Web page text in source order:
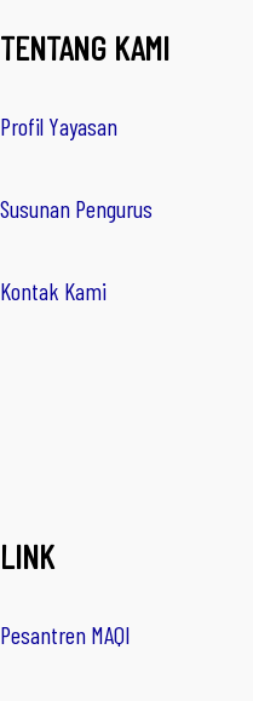
TENTANG KAMI
Profil Yayasan
Susunan Pengurus
Kontak Kami
LINK
Pesantren MAQI